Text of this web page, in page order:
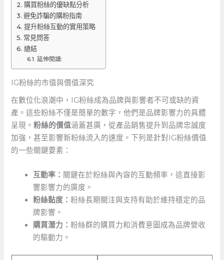
購買粉絲的優缺點分析
避免詐騙的購粉指南
提升粉絲互動的實用策略
常見問答
總結
延伸閱讀:
IG粉絲的市值與價值深究
在數位化浪潮中，IG粉絲成為品牌與影響者不可或缺的資
產。這些粉絲不僅是簡單的數字，他們是品牌影響力的具體
呈現。粉絲的價值涵蓋甚廣，從產品銷售提升到品牌忠誠度
加強，甚至影響新粉絲流入的速度。下列是針對IG粉絲價值
的一些關鍵要素：
互動率： 關鍵在於粉絲與內容的互動頻率，這直接影
響影響力的廣度。
粉絲黏度：粉絲長期關注與支持有助於維持穩定的品
牌影響。
購買潛力：粉絲群的購買力和消費意圖成為品牌營收
的驅動力。